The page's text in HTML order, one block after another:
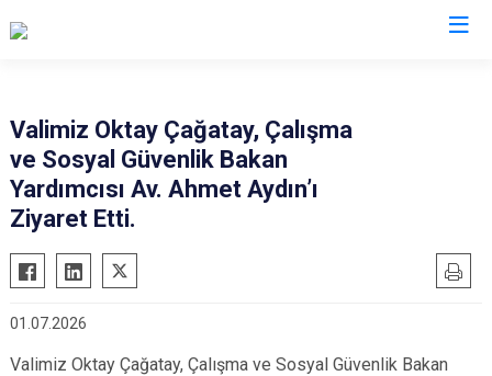
Valimiz Oktay Çağatay, Çalışma
ve Sosyal Güvenlik Bakan
Yardımcısı Av. Ahmet Aydın’ı
Ziyaret Etti.
01.07.2026
Valimiz Oktay Çağatay, Çalışma ve Sosyal Güvenlik Bakan